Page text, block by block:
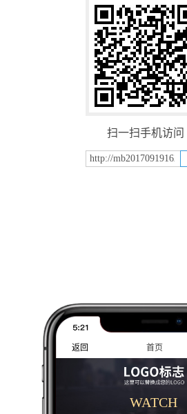
扫一扫手机访问
首页
返回